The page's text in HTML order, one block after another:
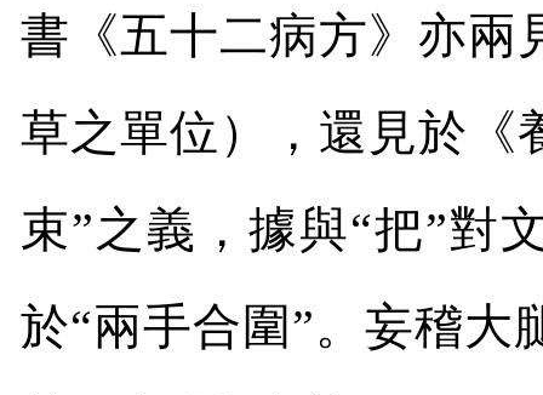
書《五十二病方》亦兩
草之單位），還見於《
束”之義，據與“把”對
於“兩手合圍”。妄稽大